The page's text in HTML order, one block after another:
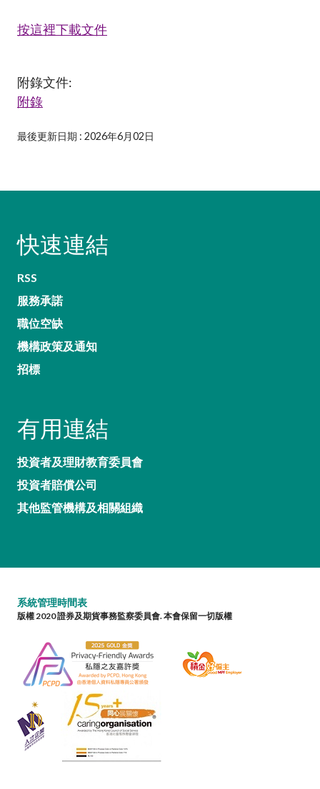
按這裡下載文件
附錄文件:
附錄
最後更新日期 : 2026年6月02日
快速連結
RSS
服務承諾
職位空缺
機構政策及通知
招標
有用連結
投資者及理財教育委員會
投資者賠償公司
其他監管機構及相關組織
系統管理時間表
版權 2020 證券及期貨事務監察委員會. 本會保留一切版權